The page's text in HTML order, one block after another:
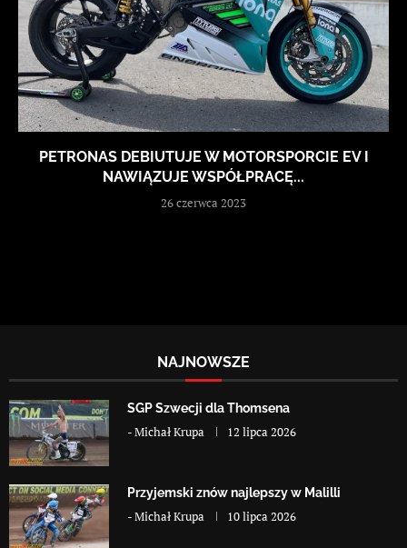
PETRONAS DEBIUTUJE W MOTORSPORCIE EV I
NAWIĄZUJE WSPÓŁPRACĘ...
26 czerwca 2023
NAJNOWSZE
SGP Szwecji dla Thomsena
-Michał Krupa 12 lipca 2026
Przyjemski znów najlepszy w Malilli
-Michał Krupa 10 lipca 2026